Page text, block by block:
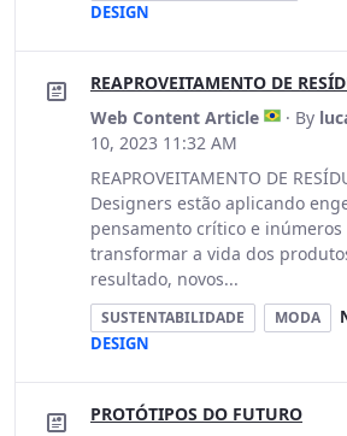
DESIGN
REAPROVEITAMENTO DE
Web Content Article
· By
10, 2023 11:32 AM
REAPROVEITAMENTO DE
Designers estão aplicando
pensamento crítico e inúmeros
transformar a vida dos
resultado, novos...
SUSTENTABILIDADE MODA
DESIGN
PROTÓTIPOS DO FUTURO